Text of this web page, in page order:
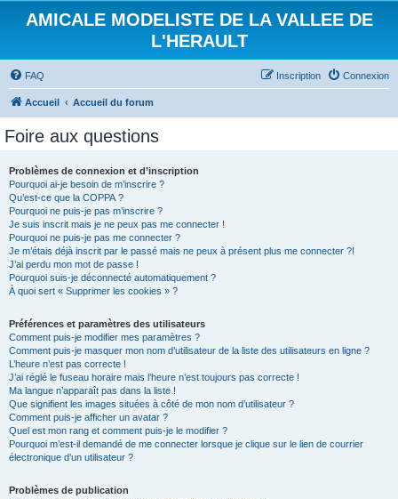
AMICALE MODELISTE DE LA VALLEE DE
L'HERAULT
FAQ Connexion
Inscription
Accueil Accueil du forum
Foire aux questions
Problèmes de connexion et d’inscription
Pourquoi ai-je besoin de m’inscrire ?
Qu’est-ce que la COPPA ?
Pourquoi ne puis-je pas m’inscrire ?
Je suis inscrit mais je ne peux pas me connecter !
Pourquoi ne puis-je pas me connecter ?
Je m’étais déjà inscrit par le passé mais ne peux à présent plus me connecter ?!
J’ai perdu mon mot de passe !
Pourquoi suis-je déconnecté automatiquement ?
À quoi sert « Supprimer les cookies » ?
Préférences et paramètres des utilisateurs
Comment puis-je modifier mes paramètres ?
Comment puis-je masquer mon nom d’utilisateur de la liste des utilisateurs en ligne ?
L’heure n’est pas correcte !
J’ai réglé le fuseau horaire mais l’heure n’est toujours pas correcte !
Ma langue n’apparaît pas dans la liste !
Que signifient les images situées à côté de mon nom d’utilisateur ?
Comment puis-je afficher un avatar ?
Quel est mon rang et comment puis-je le modifier ?
Pourquoi m’est-il demandé de me connecter lorsque je clique sur le lien de courrier
électronique d’un utilisateur ?
Problèmes de publication